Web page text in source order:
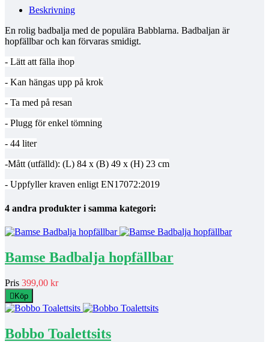
Beskrivning
En rolig badbalja med de populära Babblarna. Badbaljan är
hopfällbar och kan förvaras smidigt.
- Lätt att fälla ihop
- Kan hängas upp på krok
- Ta med på resan
- Plugg för enkel tömning
- 44 liter
-Mått (utfälld): (L) 84 x (B) 49 x (H) 23 cm
- Uppfyller kraven enligt EN17072:2019
4 andra produkter i samma kategori:
Bamse Badbalja hopfällbar
Pris 399,00 kr
 Köp
Bobbo Toalettsits